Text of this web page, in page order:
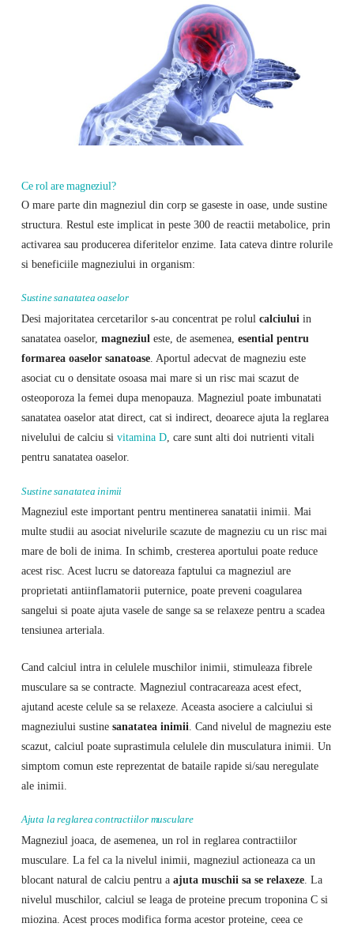
Ce rol are magneziul?
O mare parte din magneziul din corp se gaseste in oase, unde sustine
structura. Restul este implicat in peste 300 de reactii metabolice, prin
activarea sau producerea diferitelor enzime. Iata cateva dintre rolurile
si beneficiile magneziului in organism:
Sustine sanatatea oaselor
Desi majoritatea cercetarilor s-au concentrat pe rolul calciului in
sanatatea oaselor, magneziul este, de asemenea, esential pentru
formarea oaselor sanatoase. Aportul adecvat de magneziu este
asociat cu o densitate osoasa mai mare si un risc mai scazut de
osteoporoza la femei dupa menopauza. Magneziul poate imbunatati
sanatatea oaselor atat direct, cat si indirect, deoarece ajuta la reglarea
nivelului de calciu si vitamina D, care sunt alti doi nutrienti vitali
pentru sanatatea oaselor.
Sustine sanatatea inimii
Magneziul este important pentru mentinerea sanatatii inimii. Mai
multe studii au asociat nivelurile scazute de magneziu cu un risc mai
mare de boli de inima. In schimb, cresterea aportului poate reduce
acest risc. Acest lucru se datoreaza faptului ca magneziul are
proprietati antiinflamatorii puternice, poate preveni coagularea
sangelui si poate ajuta vasele de sange sa se relaxeze pentru a scadea
tensiunea arteriala.
Cand calciul intra in celulele muschilor inimii, stimuleaza fibrele
musculare sa se contracte. Magneziul contracareaza acest efect,
ajutand aceste celule sa se relaxeze. Aceasta asociere a calciului si
magneziului sustine sanatatea inimii . Cand nivelul de magneziu este
scazut, calciul poate suprastimula celulele din musculatura inimii. Un
simptom comun este reprezentat de bataile rapide si/sau neregulate
ale inimii.
Ajuta la reglarea contractiilor musculare
Magneziul joaca, de asemenea, un rol in reglarea contractiilor
musculare. La fel ca la nivelul inimii, magneziul actioneaza ca un
blocant natural de calciu pentru a ajuta muschii sa se relaxeze. La
nivelul muschilor, calciul se leaga de proteine precum troponina C si
miozina. Acest proces modifica forma acestor proteine, ceea ce